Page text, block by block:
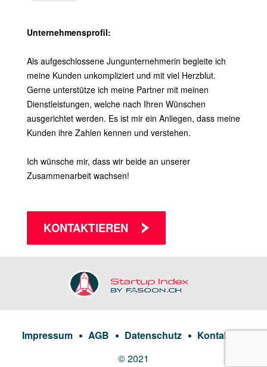
Unternehmensprofil:
Als aufgeschlossene Jungunternehmerin begleite ich
meine Kunden unkompliziert und mit viel Herzblut.
Gerne unterstütze ich meine Partner mit meinen
Dienstleistungen, welche nach Ihren Wünschen
ausgerichtet werden. Es ist mir ein Anliegen, dass meine
Kunden ihre Zahlen kennen und verstehen.
Ich wünsche mir, dass wir beide an unserer
Zusammenarbeit wachsen!
KONTAKTIEREN
Impressum AGB Datenschutz
Kontakt
© 2021